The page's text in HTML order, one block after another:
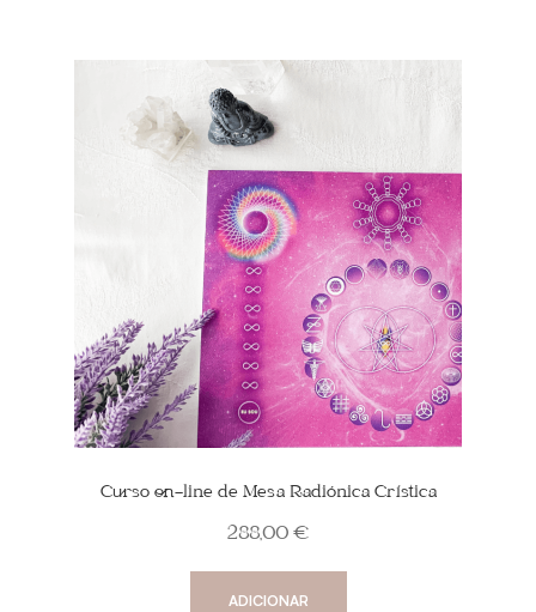
Curso on-line de Mesa Radiónica Crística
288,00 €
ADICIONAR